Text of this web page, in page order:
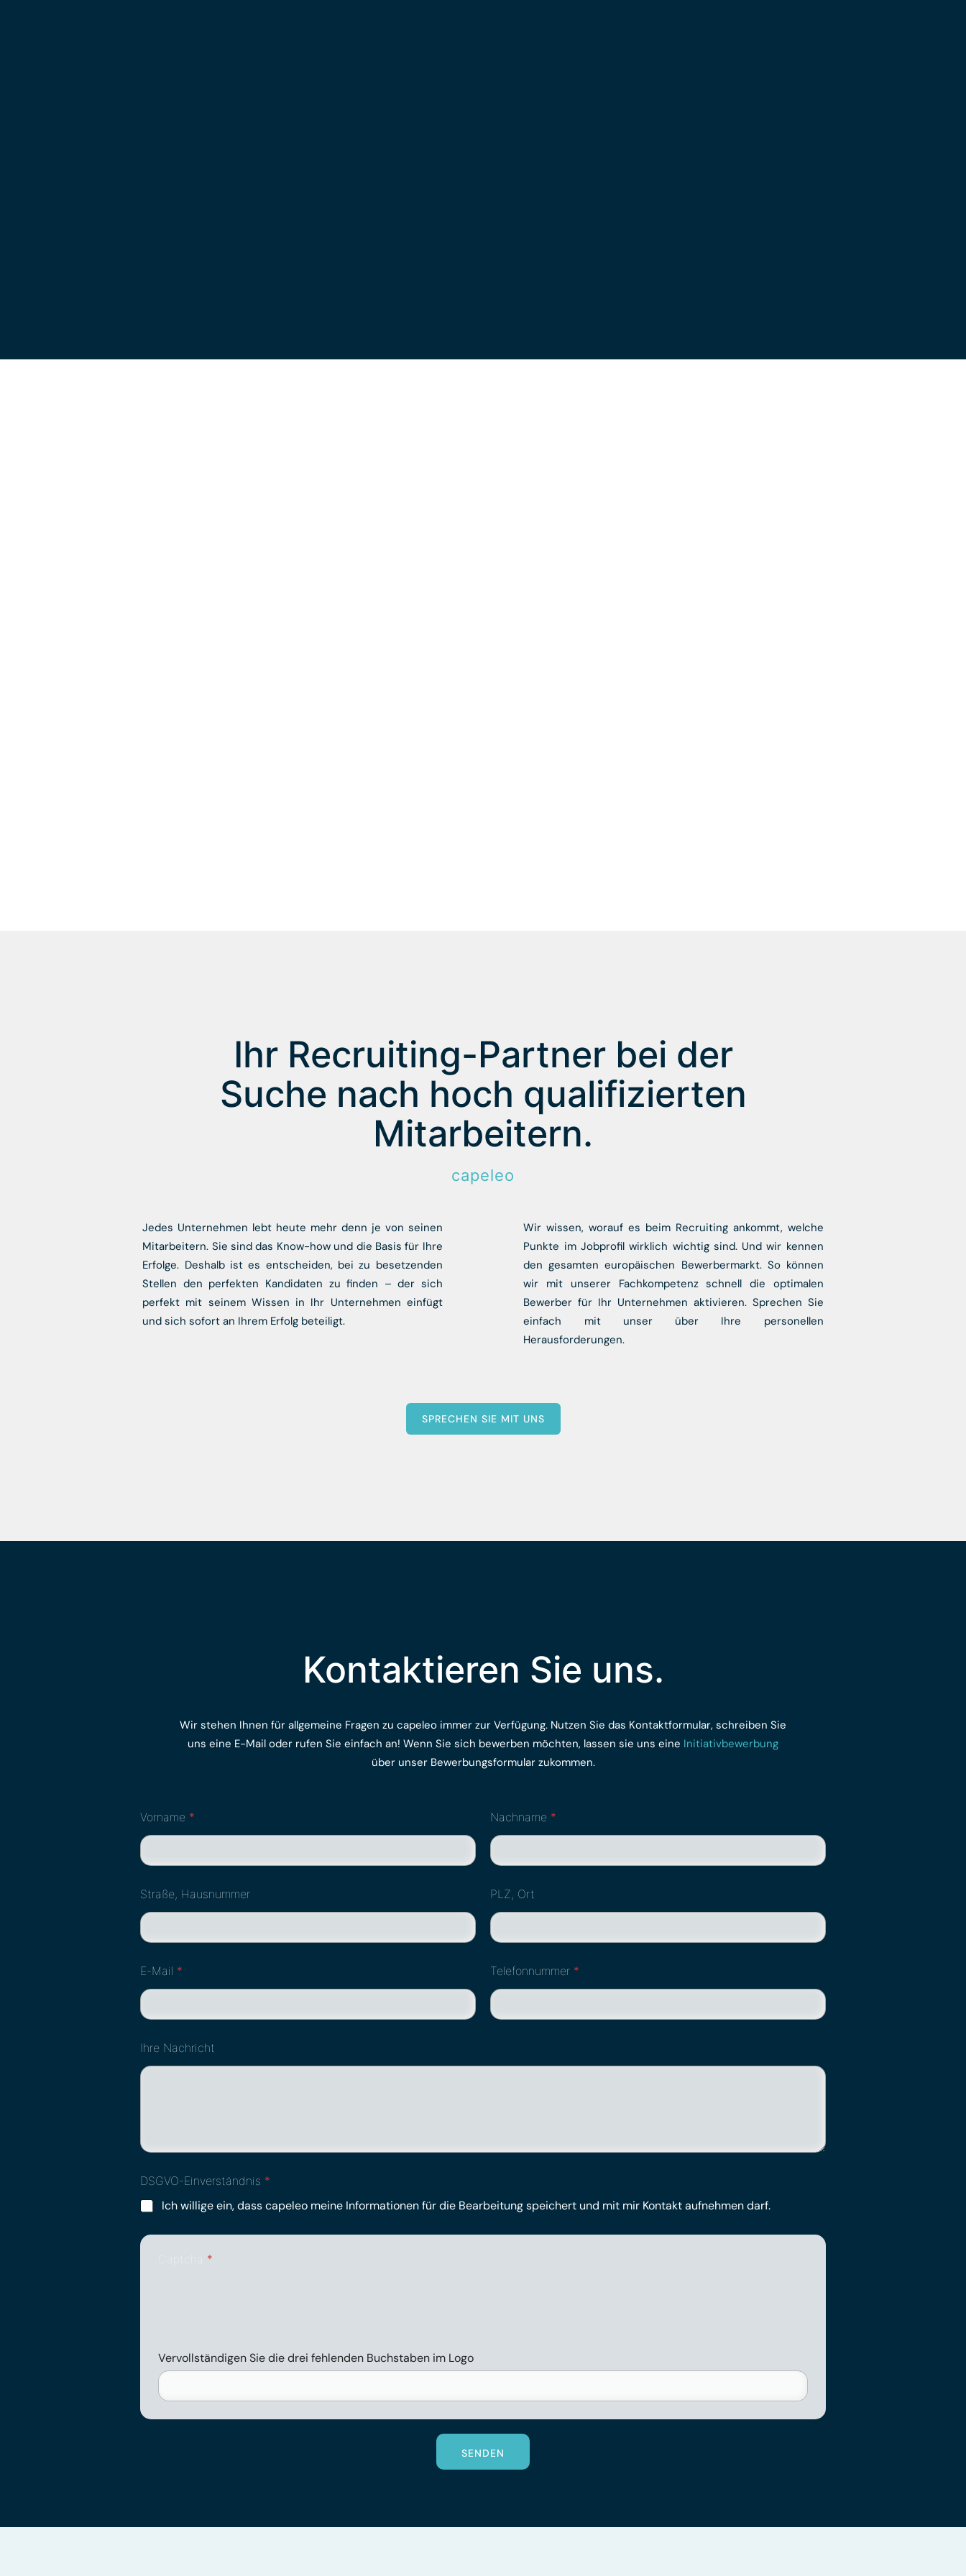
Ihr Recruiting-Partner bei der
Suche nach hoch qualifizierten
Mitarbeitern.
capeleo
Jedes Unternehmen lebt heute mehr denn je von seinen
Mitarbeitern. Sie sind das Know-how und die Basis für Ihre
Erfolge. Deshalb ist es entscheiden, bei zu besetzenden
Stellen den perfekten Kandidaten zu finden – der sich
perfekt mit seinem Wissen in Ihr Unternehmen einfügt
und sich sofort an Ihrem Erfolg beteiligt.
Wir wissen, worauf es beim Recruiting ankommt, welche
Punkte im Jobprofil wirklich wichtig sind. Und wir kennen
den gesamten europäischen Bewerbermarkt. So können
wir mit unserer Fachkompetenz schnell die optimalen
Bewerber für Ihr Unternehmen aktivieren. Sprechen Sie
einfach mit unser über Ihre personellen
Herausforderungen.
SPRECHEN SIE MIT UNS
Kontaktieren Sie uns.
Wir stehen Ihnen für allgemeine Fragen zu capeleo immer zur Verfügung. Nutzen Sie das Kontaktformular, schreiben Sie
uns eine E-Mail oder rufen Sie einfach an! Wenn Sie sich bewerben möchten, lassen sie uns eine Initiativbewerbung
über unser Bewerbungsformular zukommen.
Vorname *
Straße, Hausnummer
E-Mail *
Nachname *
PLZ, Ort
Telefonnummer *
Ihre Nachricht
DSGVO-Einverständnis *
Ich willige ein, dass capeleo meine Informationen für die Bearbeitung speichert und mit mir Kontakt aufnehmen darf.
Captcha *
Vervollständigen Sie die drei fehlenden Buchstaben im Logo
SENDEN